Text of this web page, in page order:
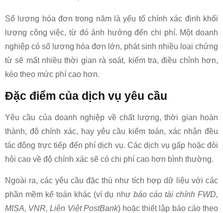
Số lượng hóa đơn trong năm là yếu tố chính xác định khối
lượng công việc, từ đó ảnh hưởng đến chi phí. Một doanh
nghiệp có số lượng hóa đơn lớn, phát sinh nhiều loại chứng
từ sẽ mất nhiều thời gian rà soát, kiểm tra, điều chỉnh hơn,
kéo theo mức phí cao hơn.
Đặc điểm của dịch vụ yêu cầu
Yêu cầu của doanh nghiệp về chất lượng, thời gian hoàn
thành, độ chính xác, hay yêu cầu kiểm toán, xác nhận đều
tác động trực tiếp đến phí dịch vụ. Các dịch vụ gấp hoặc đòi
hỏi cao về độ chính xác sẽ có chi phí cao hơn bình thường.
Ngoài ra, các yêu cầu đặc thù như tích hợp dữ liệu với các
phần mềm kế toán khác (ví dụ như báo cáo tài chính FWD,
MISA, VNR, Liên Việt PostBank) hoặc thiết lập báo cáo theo